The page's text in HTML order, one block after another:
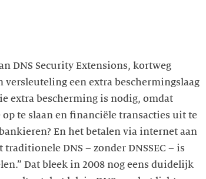
DNS Security Extensions, kortweg
versleuteling een extra beschermingslaag
extra bescherming is nodig, omdat
te slaan en financiële transacties uit te
En het betalen via internet aan
DNS – zonder DNSSEC – is
Dat bleek in 2008 nog eens duidelijk